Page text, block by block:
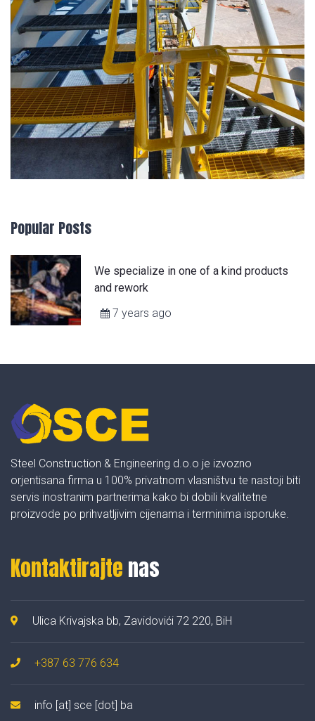
Popular Posts
We specialize in one of a kind products
and rework
7 years ago
Steel Construction & Engineering d.o.o je izvozno
orjentisana firma u 100% privatnom vlasništvu te nastoji biti
servis inostranim partnerima kako bi dobili kvalitetne
proizvode po prihvatljivim cijenama i terminima isporuke.
Kontaktirajte nas
Ulica Krivajska bb, Zavidovići 72 220, BiH
+387 63 776 634
info [at] sce [dot] ba